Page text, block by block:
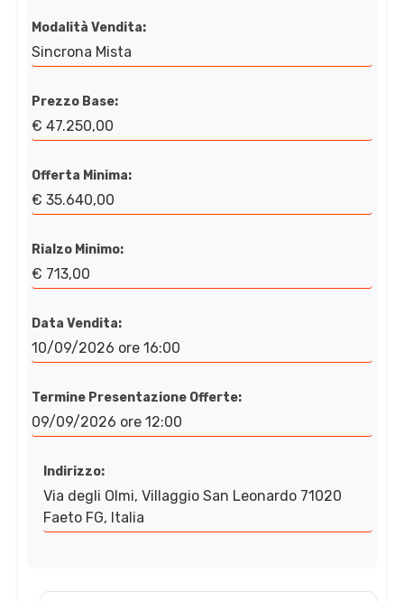
Modalità Vendita:
Sincrona Mista
Prezzo Base:
€ 47.250,00
Offerta Minima:
€ 35.640,00
Rialzo Minimo:
€ 713,00
Data Vendita:
10/09/2026 ore 16:00
Termine Presentazione Offerte:
09/09/2026 ore 12:00
Indirizzo:
Via degli Olmi, Villaggio San Leonardo 71020
Faeto FG, Italia